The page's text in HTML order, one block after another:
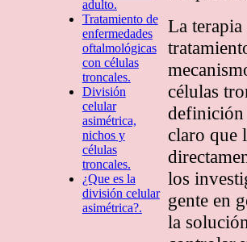
adulto.
Tratamiento de
enfermedades
oftalmológicas
con células
troncales.
División
celular
asimétrica,
nichos y
células
troncales.
¿Que es la
división celular
asimétrica?.
La
células
definición
claro que
los
gente en
la